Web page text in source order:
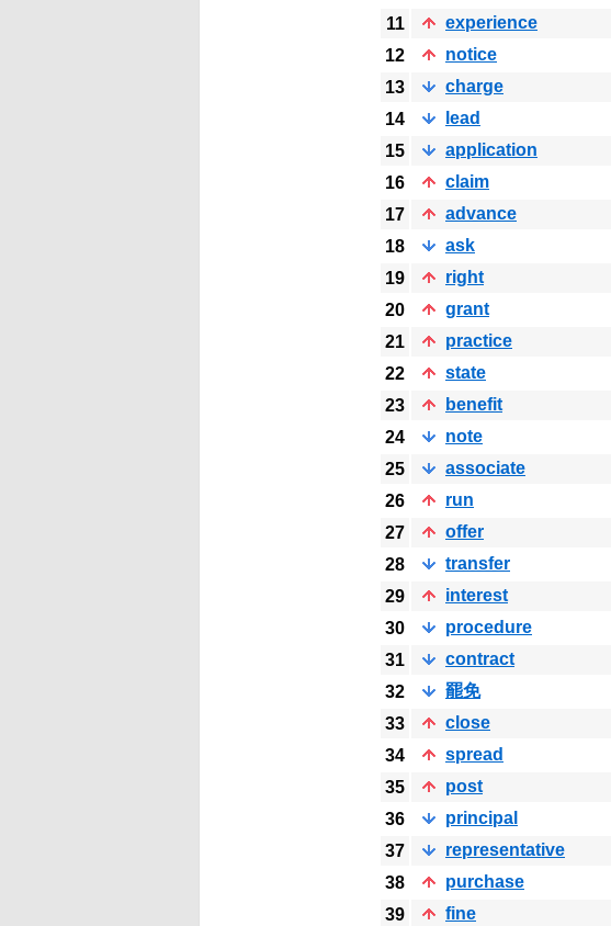
11
experience
12
notice
13
charge
14
lead
15
application
16
claim
17
advance
18
ask
19
right
20
grant
21
practice
22
state
23
benefit
24
note
25
associate
26
run
27
offer
28
transfer
29
interest
30
procedure
31
contract
32
罷免
33
close
34
spread
35
post
36
principal
37
representative
38
purchase
39
fine